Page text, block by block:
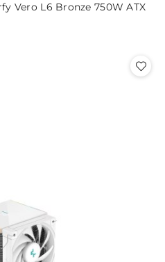
Vero L6 Bronze 750W ATX